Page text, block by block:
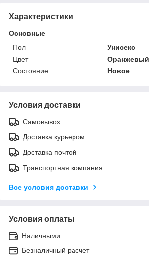
Характеристики
Основные
Пол
Унисекс
Цвет
Оранжевый
Состояние
Новое
Условия доставки
Самовывоз
Доставка курьером
Доставка почтой
Транспортная компания
Все условия доставки
Условия оплаты
Наличными
Безналичный расчет